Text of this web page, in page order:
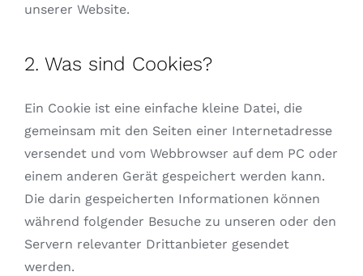
unserer Website.
2. Was sind Cookies?
Ein Cookie ist eine einfache kleine Datei, die
gemeinsam mit den Seiten einer Internetadresse
versendet und vom Webbrowser auf dem PC oder
einem anderen Gerät gespeichert werden kann.
Die darin gespeicherten Informationen können
während folgender Besuche zu unseren oder den
Servern relevanter Drittanbieter gesendet
werden.